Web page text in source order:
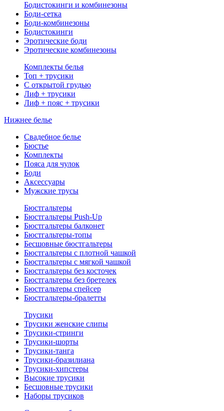
Бодистокинги и комбинезоны
Боди-сетка
Боди-комбинезоны
Бодистокинги
Эротические боди
Эротические комбинезоны
Комплекты белья
Топ + трусики
С открытой грудью
Лиф + трусики
Лиф + пояс + трусики
Нижнее белье
Свадебное белье
Бюстье
Комплекты
Пояса для чулок
Боди
Аксессуары
Мужские трусы
Бюстгальтеры
Бюстгальтеры Push-Up
Бюстгальтеры балконет
Бюстгальтеры-топы
Бесшовные бюстгальтеры
Бюстгальтеры с плотной чашкой
Бюстгальтеры с мягкой чашкой
Бюстгальтеры без косточек
Бюстгальтеры без бретелек
Бюстгальтеры спейсер
Бюстгальтеры-бралетты
Трусики
Трусики женские слипы
Трусики-стринги
Трусики-шорты
Трусики-танга
Трусики-бразилиана
Трусики-хипстеры
Высокие трусики
Бесшовные трусики
Наборы трусиков